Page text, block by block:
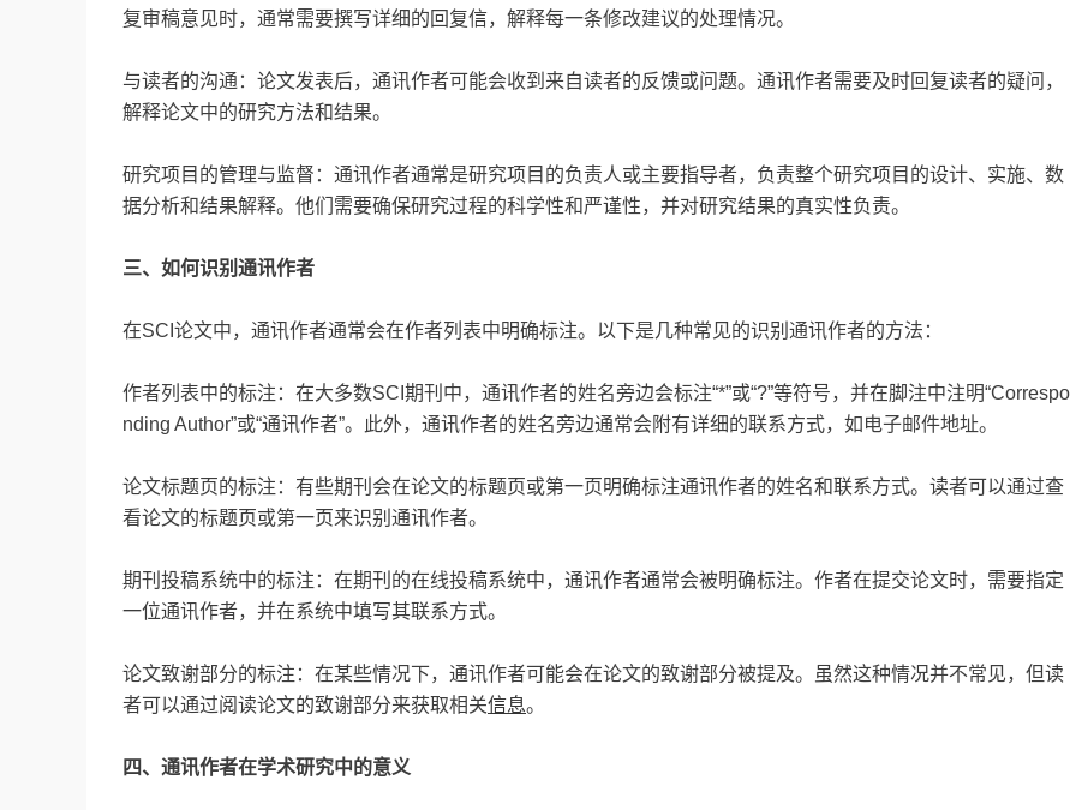
复审稿意见时，通常需要撰写详细的回复信，解释每一条修改建议的处理情况。
与读者的沟通：论文发表后，通讯作者可能会收到来自读者的反馈或问题。通讯作者需要及时回复读者的疑问，
解释论文中的研究方法和结果。
研究项目的管理与监督：通讯作者通常是研究项目的负责人或主要指导者，负责整个研究项目的设计、实施、数
据分析和结果解释。他们需要确保研究过程的科学性和严谨性，并对研究结果的真实性负责。
三、如何识别通讯作者
在SCI论文中，通讯作者通常会在作者列表中明确标注。以下是几种常见的识别通讯作者的方法：
作者列表中的标注：在大多数SCI期刊中，通讯作者的姓名旁边会标注“*”或“?”等符号，并在脚注中注明“Correspo
nding Author”或“通讯作者”。此外，通讯作者的姓名旁边通常会附有详细的联系方式，如电子邮件地址。
论文标题页的标注：有些期刊会在论文的标题页或第一页明确标注通讯作者的姓名和联系方式。读者可以通过查
看论文的标题页或第一页来识别通讯作者。
期刊投稿系统中的标注：在期刊的在线投稿系统中，通讯作者通常会被明确标注。作者在提交论文时，需要指定
一位通讯作者，并在系统中填写其联系方式。
论文致谢部分的标注：在某些情况下，通讯作者可能会在论文的致谢部分被提及。虽然这种情况并不常见，但读
者可以通过阅读论文的致谢部分来获取相关信息。
四、通讯作者在学术研究中的意义